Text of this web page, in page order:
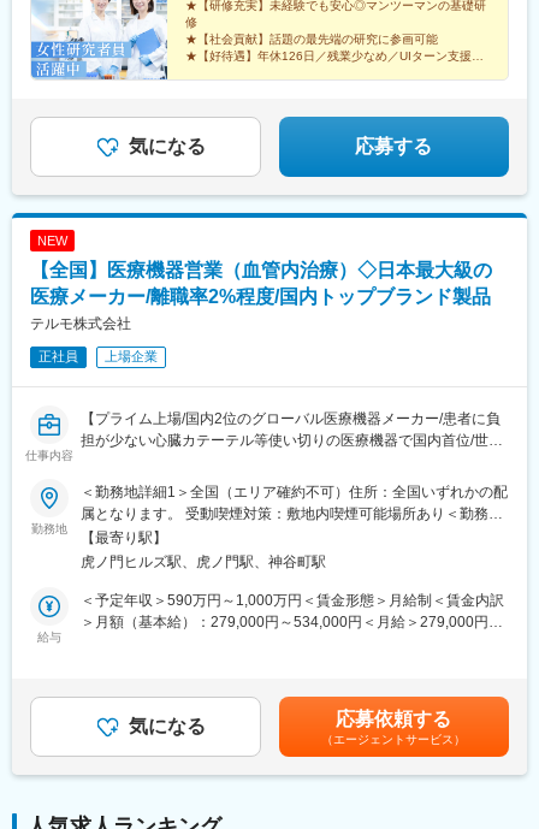
を担当しています。
※1チーム4名～8名で構成、配属エリアによっては出張が発生しま
す。
大学病院などの基幹病院を担当いただきます。
担当はエリアごとに異なりますが数件～数十件が多いです。
脳血管疾患は患者さんの命やQOLに直結し、我々の提供するデバ
ます。医療現場の最前線で医師・スタッフと並走し、適正使用を
支える技術知識を磨きながら、責任とやりがい、成果の実感を得
られる仕事です。
株式会社中外製薬工業株式会社株式会社明治堺化学工業株式会社
日本化薬株式会社日東電工株式会社 豊橋事業所ニプロファーマ株
式会社 大舘工場株式会社カネカ株式会社DNPファインケミカル宇
都宮株式会社中外医科学研究所東邦チタニウム株式会社高田製薬
化学EMS株式会社株式会社エネコート 他
★【研修充実】未経験でも安心◎マンツーマンの基礎研
修
★【社会貢献】話題の最先端の研究に参画可能
★【好待遇】年休126日／残業少なめ／UIターン支援充
気になる 応募する
NEW
【全国】医療機器営業（血管内治療）◇日本最大級の
医療メーカー/離職率2%程度/国内トップブランド製品
テルモ株式会社
正社員 上場企業
仕事内容
【プライム上場/国内2位のグローバル医療機器メーカー/患者に負
担が少ない心臓カテーテル等使い切りの医療機器で国内首位/世界
■メインミッション：
担当エリアの病院（主に医師）に対し、当社のインターベンショ
ナルシステムズ事業（血管内治療）にて扱っている製品を提案し
ていただきます。
製品の販売、サービスの提供を通じて医療現場の改題を解決する
ことで医療に貢献し、テルモブランドを育成することがミッショ
・担当製品の販売活動、各種販促イベントの企画運営
・製品適正使用のための技術サポート（手術の立会いあり）
・製品適正使用に必要となる文献・資料・製品関連情報の提供
勤務地
＜勤務地詳細1＞全国（エリア確約不可）住所：全国いずれかの配
属となります。 受動喫煙対策：敷地内喫煙可能場所あり＜勤務地
詳細2＞虎ノ門ヒルズステーションタワー住所：東京都港区虎ノ門
２丁目６－１ 虎ノ門ヒルズ ステーションタワー 受動喫煙対策：
ートワーク含む）
【最寄り駅】
虎ノ門ヒルズ駅、虎ノ門駅、神谷町駅
給与
＜予定年収＞590万円～1,000万円＜賃金形態＞月給制＜賃金内訳
＞月額（基本給）：279,000円～534,000円＜月給＞279,000円～
はあくまでも目安の金額であり、選考を通じて上下する可能性が
あります。月給(月額)は固定手当を含めた表記です。
気になる 応募依頼する
（エージェントサービス）